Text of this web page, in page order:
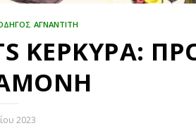
ΑΓΝΑΝΤΙΤΗ
ΚΕΡΚΥΡΑ:
2023